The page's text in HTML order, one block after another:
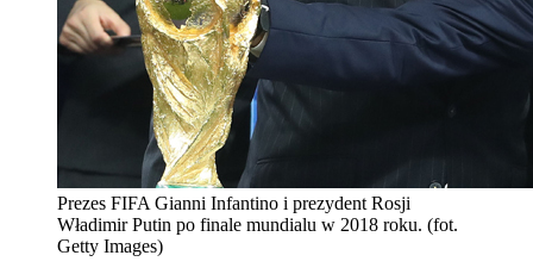
Prezes FIFA Gianni Infantino i prezydent Rosji
Władimir Putin po finale mundialu w 2018 roku. (fot.
Getty Images)